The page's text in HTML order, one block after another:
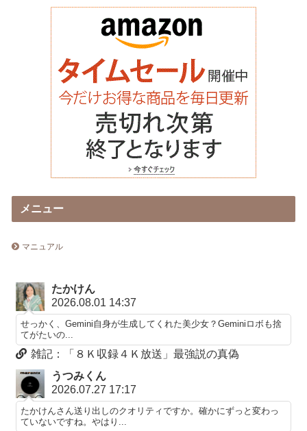
メニュー
マニュアル
たかけん
2026.08.01 14:37
せっかく、Gemini自身が生成してくれた美少女？Geminiロボも捨
てがたいの...
雑記：「８Ｋ収録４Ｋ放送」最強説の真偽
うつみくん
2026.07.27 17:17
たかけんさん送り出しのクオリティですか。確かにずっと変わっ
ていないですね。やはり...